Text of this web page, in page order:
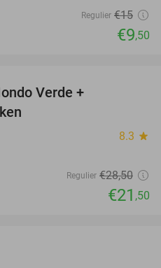
Regulier €15
€9,50
Verde +
8.3 star
Regulier €28,50
€21 ,50